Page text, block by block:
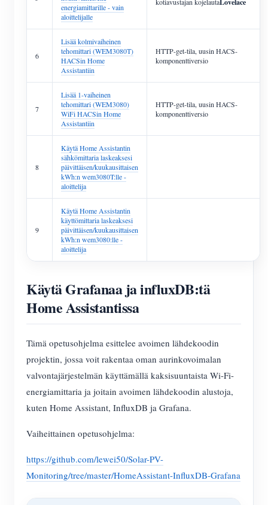
energiamittarille - vain
aloittelijalle
Lovelace
6
Lisää kolmivaiheinen
tehomittari (WEM3080T)
HACSin Home
Assistantiin
HTTP-get-tila, uusin HACS-
komponenttiversio
7
Lisää 1-vaiheinen
tehomittari (WEM3080)
WiFi HACSin Home
Assistantiin
HTTP-get-tila, uusin HACS-
komponenttiversio
8
Käytä Home Assistantin
sähkömittaria laskeaksesi
päivittäisen/kuukausittaisen
kWh:n wem3080T:lle -
aloittelija
9
Käytä Home Assistantin
käyttömittaria laskeaksesi
päivittäisen/kuukausittaisen
kWh:n wem3080:lle -
aloittelija
Käytä Grafanaa ja influxDB:tä
Home Assistantissa
Tämä opetusohjelma esittelee avoimen lähdekoodin
projektin, jossa voit rakentaa oman aurinkovoimalan
valvontajärjestelmän käyttämällä kaksisuuntaista Wi-Fi-
energiamittaria ja joitain avoimen lähdekoodin alustoja,
kuten Home Assistant, InfluxDB ja Grafana.
Vaiheittainen opetusohjelma:
https://github.com/lewei50/Solar-PV-
Monitoring/tree/master/HomeAssistant-InfluxDB-Grafana